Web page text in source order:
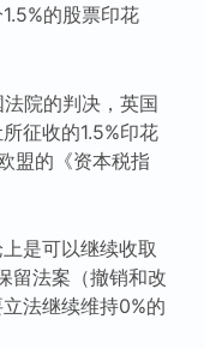
的股票印花
院的判决，英国
征收的1.5%印花
盟的《资本税指
是可以继续收取
留法案（撤销和改
法继续维持0%的